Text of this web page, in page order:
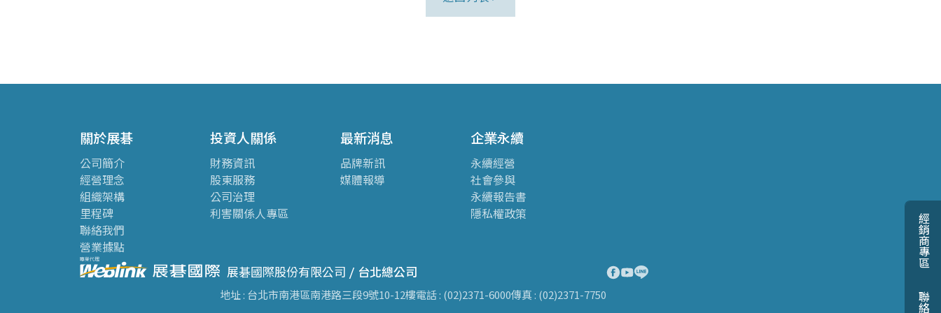
展碁國際股份有限公司 / 台北總公司
地址 : 台北市南港區南港路三段9號10-12樓電話 : (02)2371-6000傳真 : (02)2371-7750
關於展碁
公司簡介
經營理念
組織架構
里程碑
聯絡我們
營業據點
投資人關係
財務資訊
股東服務
公司治理
利害關係人專區
最新消息
品牌新訊
媒體報導
企業永續
永續經營
社會參與
永續報告書
隱私權政策
經銷商專區